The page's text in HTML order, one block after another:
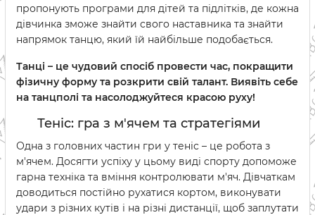
пропонують програми для дітей та підлітків, де кожна
дівчинка зможе знайти свого наставника та знайти
напрямок танцю, який їй найбільше подобається.
Танці – це чудовий спосіб провести час, покращити
фізичну форму та розкрити свій талант. Виявіть себе
на танцполі та насолоджуйтеся красою руху!
Теніс: гра з м'ячем та стратегіями
Одна з головних частин гри у теніс – це робота з
м'ячем. Досягти успіху у цьому виді спорту допоможе
гарна техніка та вміння контролювати м'яч. Дівчаткам
доводиться постійно рухатися кортом, виконувати
удари з різних кутів і на різні дистанції, щоб заплутати